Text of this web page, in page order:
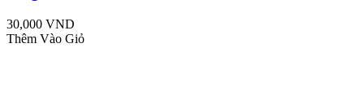
30,000 VND
Thêm Vào Giỏ